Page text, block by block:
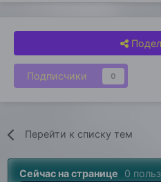
Подписчики 0
Перейти к списку тем
Сейчас на странице 0